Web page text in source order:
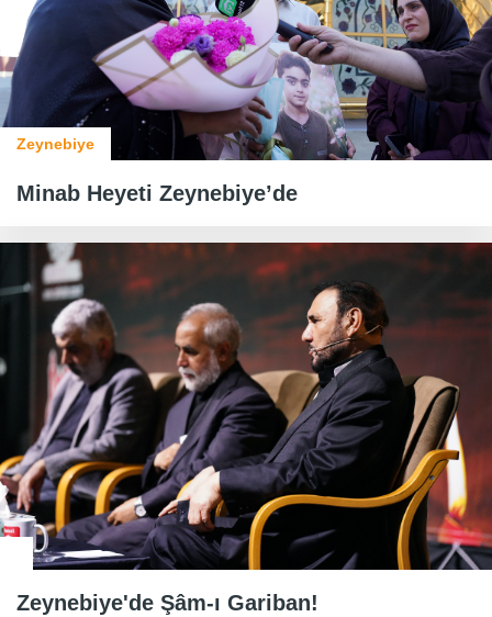
Zeynebiye
Minab Heyeti Zeynebiye’de
Zeynebiye'de Şâm-ı Gariban!